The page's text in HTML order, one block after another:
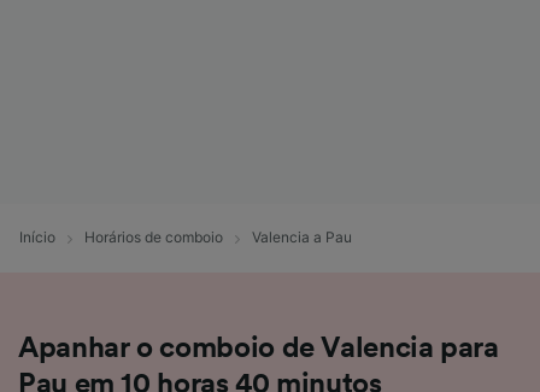
Início Horários de comboio Valencia a Pau
Apanhar o comboio de Valencia para
Pau em 10 horas 40 minutos